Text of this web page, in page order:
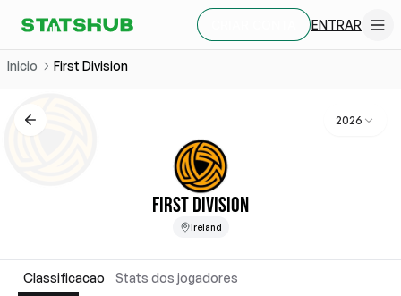
ENTRAR
Inicio First Division
2026
FIRST DIVISION
Ireland
Classificacao Stats dos jogadores